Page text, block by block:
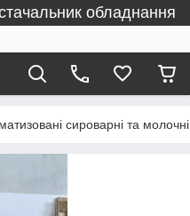
обладнання
сироварні та молочні